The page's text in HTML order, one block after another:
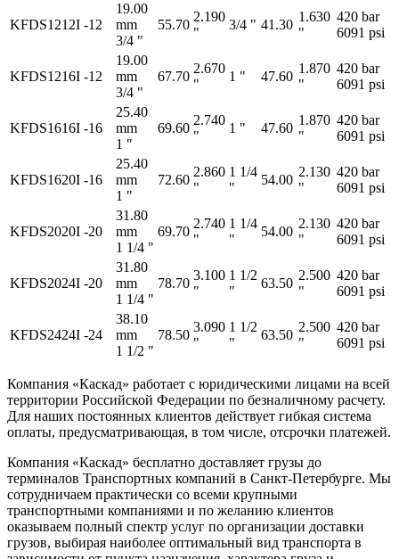
KFDS1212I -12
19.00
mm
3/4 "
55.70
2.190
"
3/4 " 41.30
1.630
"
420 bar
6091 psi
KFDS1216I -12
19.00
mm
3/4 "
67.70
2.670
"
1 " 47.60
1.870
"
420 bar
6091 psi
KFDS1616I -16
25.40
mm
1 "
69.60
2.740
"
1 " 47.60
1.870
"
420 bar
6091 psi
KFDS1620I -16
25.40
mm
1 "
72.60
2.860
"
1 1/4
"
54.00
2.130
"
420 bar
6091 psi
KFDS2020I -20
31.80
mm
1 1/4 "
69.70
2.740
"
1 1/4
"
54.00
2.130
"
420 bar
6091 psi
KFDS2024I -20
31.80
mm
1 1/4 "
78.70
3.100
"
1 1/2
"
63.50
2.500
"
420 bar
6091 psi
KFDS2424I -24
38.10
mm
1 1/2 "
78.50
3.090
"
1 1/2
"
63.50
2.500
"
420 bar
6091 psi
Компания «Каскад» работает с юридическими лицами на всей
территории Российской Федерации по безналичному расчету.
Для наших постоянных клиентов действует гибкая система
оплаты, предусматривающая, в том числе, отсрочки платежей.
Компания «Каскад» бесплатно доставляет грузы до
терминалов Транспортных компаний в Санкт-Петербурге. Мы
сотрудничаем практически со всеми крупными
транспортными компаниями и по желанию клиентов
оказываем полный спектр услуг по организации доставки
грузов, выбирая наиболее оптимальный вид транспорта в